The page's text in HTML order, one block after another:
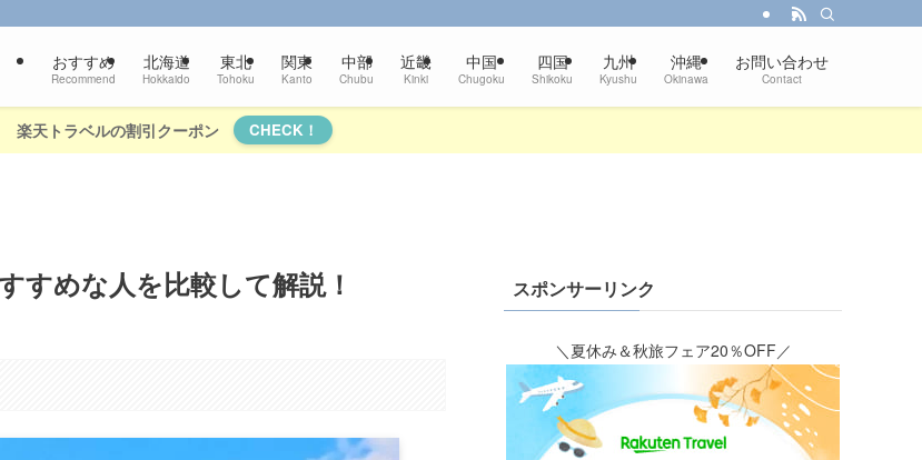
おすすめ
Recommend
北海道
Hokkaido
東北
Tohoku
関東
Kanto
中部
Chubu
近畿
Kinki
中国
Chugoku
四国
Shikoku
九州
Kyushu
沖縄
Okinawa
お問い合わせ
Contact
楽天トラベルの割引クーポン CHECK！
すめな人を比較して解説！ スポンサーリンク
＼夏休み＆秋旅フェア20％OFF／